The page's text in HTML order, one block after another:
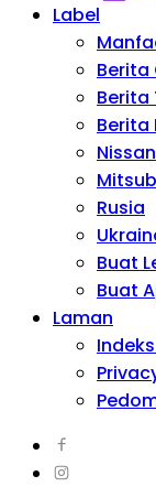
Label
Berita
Berita
Nissan
Rusia
Buat
Buat
Laman